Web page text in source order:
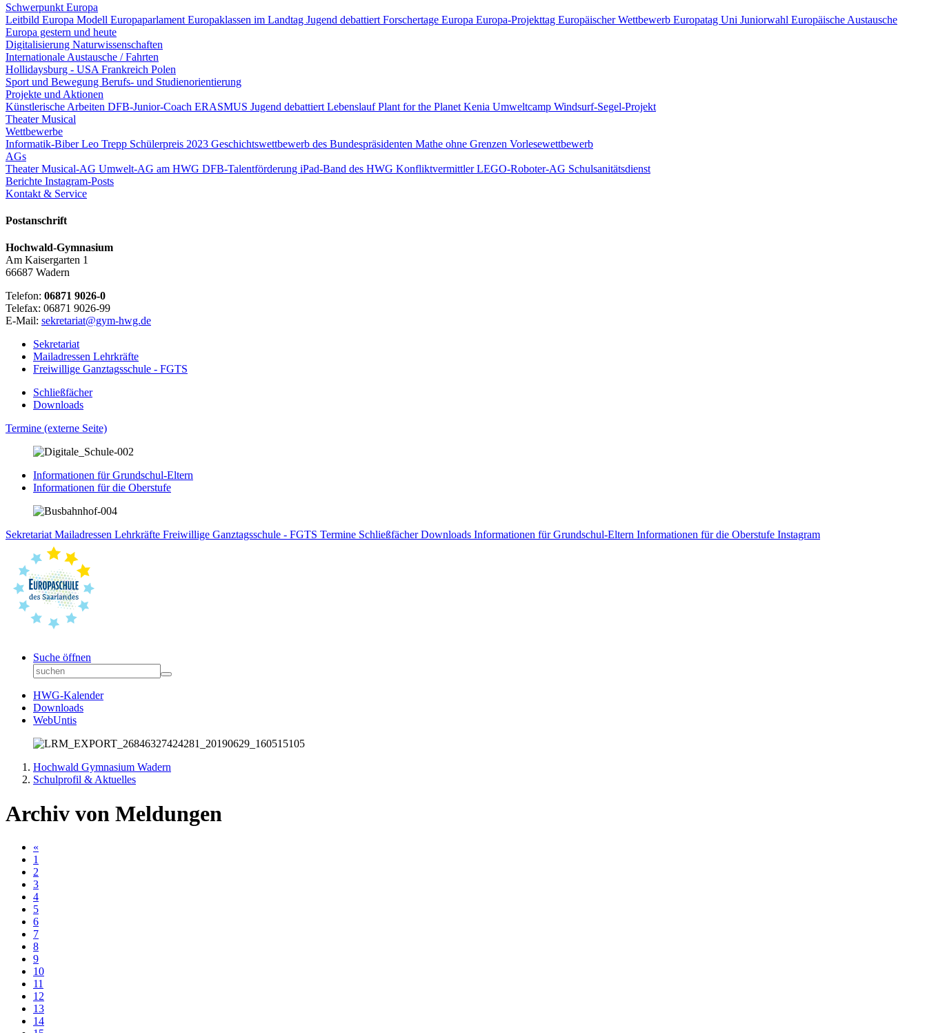
Schwerpunkt Europa
Leitbild Europa Modell Europaparlament Europaklassen im Landtag Jugend debattiert Forschertage Europa Europa-Projekttag Europäischer Wettbewerb Europatag Uni Juniorwahl Europäische Austausche
Europa gestern und heute
Digitalisierung Naturwissenschaften
Internationale Austausche / Fahrten
Hollidaysburg - USA Frankreich Polen
Sport und Bewegung Berufs- und Studienorientierung
Projekte und Aktionen
Künstlerische Arbeiten DFB-Junior-Coach ERASMUS Jugend debattiert LebenslaufPlant for the Planet Kenia Umweltcamp Windsurf-Segel-Projekt
TheaterMusical
Wettbewerbe
Informatik-BiberLeo Trepp Schülerpreis 2023 Geschichtswettbewerb des Bundespräsidenten Mathe ohne Grenzen Vorlesewettbewerb
AGs
TheaterMusical-AG Umwelt-AG am HWG DFB-Talentförderung iPad-Band des HWG KonfliktvermittlerLEGO-Roboter-AG Schulsanitätsdienst
Berichte Instagram-Posts
Kontakt & Service
Postanschrift
Hochwald-Gymnasium
Am Kaisergarten 1
66687 Wadern
Telefon: 06871 9026-0
Telefax: 06871 9026-99
E-Mail: sekretariat@gym-hwg.de
Sekretariat
Mailadressen Lehrkräfte
Freiwillige Ganztagsschule - FGTS
Schließfächer
Downloads
Termine (externe Seite)
Informationen für Grundschul-Eltern
Informationen für die Oberstufe
Sekretariat Mailadressen Lehrkräfte Freiwillige Ganztagsschule - FGTS Termine SchließfächerDownloads Informationen für Grundschul-Eltern Informationen für die Oberstufe Instagram
Suche öffnen
HWG-Kalender
Downloads
WebUntis
Hochwald Gymnasium Wadern
Schulprofil & Aktuelles
Archiv von Meldungen
«
1
2
3
4
5
6
7
8
9
10
11
12
13
14